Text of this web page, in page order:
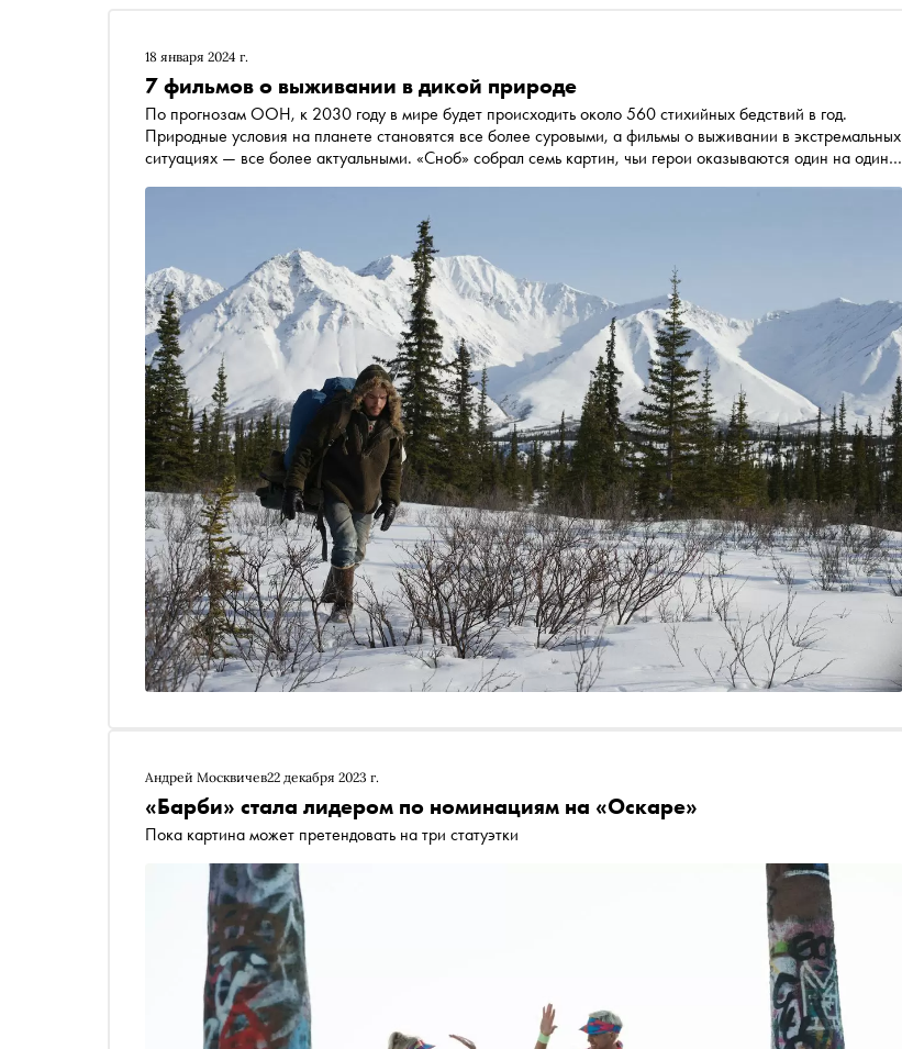
18 января 2024 г.
7 фильмов о выживании в дикой природе
По прогнозам ООН, к 2030 году в мире будет происходить около 560 стихийных бедствий в год.
Природные условия на планете становятся все более суровыми, а фильмы о выживании в экстремальных
ситуациях — все более актуальными. «Сноб» собрал семь картин, чьи герои оказываются один на один
Андрей Москвичев22 декабря 2023 г.
«Барби» стала лидером по номинациям на «Оскаре»
Пока картина может претендовать на три статуэтки